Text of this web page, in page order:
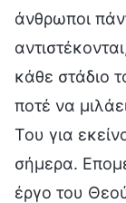
άνθρωποι
κάθε στάδιο
ποτέ να
Του για
σήμερα.
έργο του